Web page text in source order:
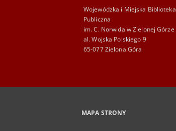
Wojewódzka i Miejska Biblioteka
Publiczna
im. C. Norwida w Zielonej Górze
al. Wojska Polskiego 9
65-077 Zielona Góra
MAPA STRONY